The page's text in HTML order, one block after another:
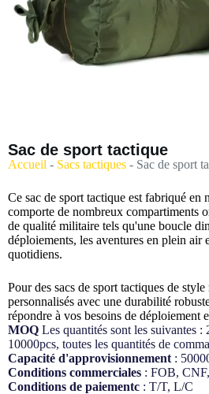
Sac de sport tactique
Accueil - Sacs tactiques - Sac de sport
Ce sac de sport tactique est fabriqué en
comporte de nombreux compartiments
de qualité militaire tels qu'une boucle
déploiements, les aventures en plein air
quotidiens.
Pour des sacs de sport tactiques de
personnalisés avec une durabilité
répondre à vos besoins de déploiement
MOQ Les quantités sont les suivantes
10000pcs, toutes les quantités de
Capacité d'approvisionnement :
Conditions commerciales : FOB,
Conditions de paiementc : T/T, L/C